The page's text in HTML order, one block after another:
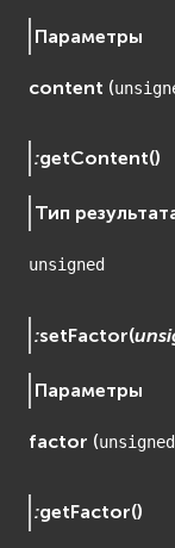
Параметры
content (
:getContent()
Тип
unsigned
:setFactor(
Параметры
factor (unsigned
:getFactor()